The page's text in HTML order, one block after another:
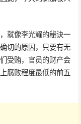
就像李光耀的秘诀一
切的原因，只要有无
受贿，官员的财产会
腐败程度最低的前五